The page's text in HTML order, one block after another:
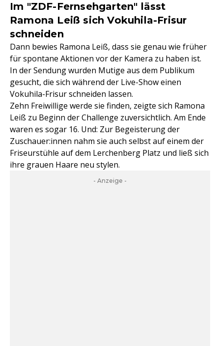
Im "ZDF-Fernsehgarten" lässt
Ramona Leiß sich Vokuhila-Frisur
schneiden
Dann bewies Ramona Leiß, dass sie genau wie früher
für spontane Aktionen vor der Kamera zu haben ist.
In der Sendung wurden Mutige aus dem Publikum
gesucht, die sich während der Live-Show einen
Vokuhila-Frisur schneiden lassen.
Zehn Freiwillige werde sie finden, zeigte sich Ramona
Leiß zu Beginn der Challenge zuversichtlich. Am Ende
waren es sogar 16. Und: Zur Begeisterung der
Zuschauer:innen nahm sie auch selbst auf einem der
Friseurstühle auf dem Lerchenberg Platz und ließ sich
ihre grauen Haare neu stylen.
- Anzeige -